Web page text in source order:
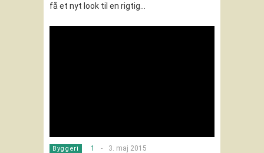
få et nyt look til en rigtig…
Byggeri 1 - 3. maj 2015